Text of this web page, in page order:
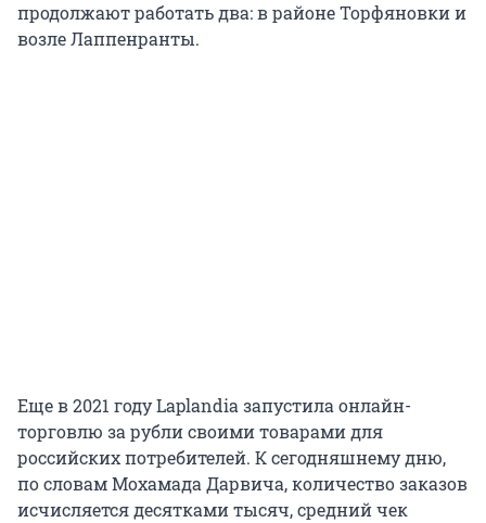
продолжают работать два: в районе Торфяновки и
возле Лаппенранты.
Еще в 2021 году Laplandia запустила онлайн-
торговлю за рубли своими товарами для
российских потребителей. К сегодняшнему дню,
по словам Мохамада Дарвича, количество заказов
исчисляется десятками тысяч, средний чек